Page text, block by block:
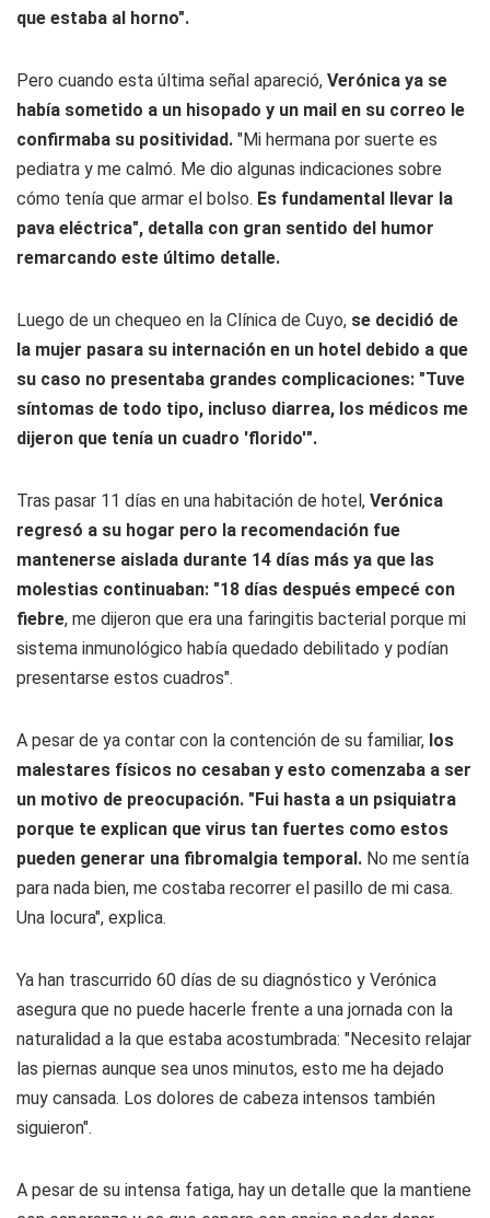
que estaba al horno".
Pero cuando esta última señal apareció, Verónica ya se
había sometido a un hisopado y un mail en su correo le
confirmaba su positividad. "Mi hermana por suerte es
pediatra y me calmó. Me dio algunas indicaciones sobre
cómo tenía que armar el bolso. Es fundamental llevar la
pava eléctrica", detalla con gran sentido del humor
remarcando este último detalle.
Luego de un chequeo en la Clínica de Cuyo, se decidió de
la mujer pasara su internación en un hotel debido a que
su caso no presentaba grandes complicaciones: "Tuve
síntomas de todo tipo, incluso diarrea, los médicos me
dijeron que tenía un cuadro 'florido'".
Tras pasar 11 días en una habitación de hotel, Verónica
regresó a su hogar pero la recomendación fue
mantenerse aislada durante 14 días más ya que las
molestias continuaban: "18 días después empecé con
fiebre, me dijeron que era una faringitis bacterial porque mi
sistema inmunológico había quedado debilitado y podían
presentarse estos cuadros".
A pesar de ya contar con la contención de su familiar, los
malestares físicos no cesaban y esto comenzaba a ser
un motivo de preocupación. "Fui hasta a un psiquiatra
porque te explican que virus tan fuertes como estos
pueden generar una fibromalgia temporal. No me sentía
para nada bien, me costaba recorrer el pasillo de mi casa.
Una locura", explica.
Ya han trascurrido 60 días de su diagnóstico y Verónica
asegura que no puede hacerle frente a una jornada con la
naturalidad a la que estaba acostumbrada: "Necesito relajar
las piernas aunque sea unos minutos, esto me ha dejado
muy cansada. Los dolores de cabeza intensos también
siguieron".
A pesar de su intensa fatiga, hay un detalle que la mantiene